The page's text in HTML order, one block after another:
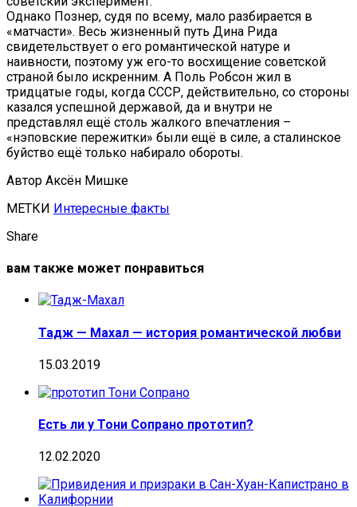
Однако Познер, судя по всему, мало разбирается в
«матчасти». Весь жизненный путь Дина Рида
свидетельствует о его романтической натуре и
наивности, поэтому уж его-то восхищение советской
страной было искренним. А Поль Робсон жил в
тридцатые годы, когда СССР, действительно, со стороны
казался успешной державой, да и внутри не
представлял ещё столь жалкого впечатления –
«нэповские пережитки» были ещё в силе, а сталинское
буйство ещё только набирало обороты.
Автор Аксён Мишке
МЕТКИ Интересные факты
Share
вам также может понравиться
Тадж — Махал — история романтической любви
15.03.2019
Есть ли у Тони Сопрано прототип?
12.02.2020